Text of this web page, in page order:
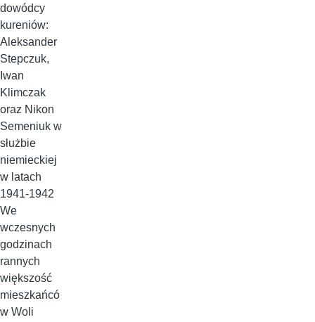
dowódcy
kureniów:
Aleksander
Stepczuk,
Iwan
Klimczak
oraz Nikon
Semeniuk w
służbie
niemieckiej
w latach
1941-1942
We
wczesnych
godzinach
rannych
większość
mieszkańcó
w Woli